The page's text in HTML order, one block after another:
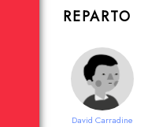
REPARTO
David Carradine